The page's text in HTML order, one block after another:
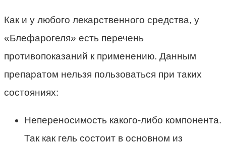
Как и у любого лекарственного средства, у
«Блефарогеля» есть перечень
противопоказаний к применению. Данным
препаратом нельзя пользоваться при таких
состояниях:
Непереносимость какого-либо компонента.
Так как гель состоит в основном из